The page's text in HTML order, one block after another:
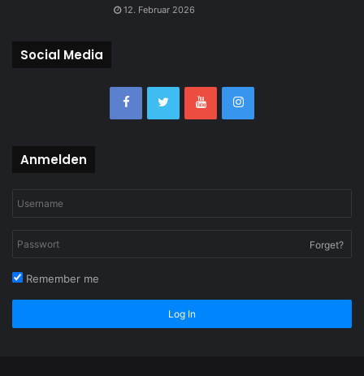
12. Februar 2026
Social Media
Anmelden
Forget?
Remember me
Log In